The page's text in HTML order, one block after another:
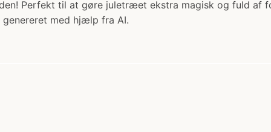
Perfekt til at gøre juletræet ekstra magisk og fuld af
med hjælp fra AI.